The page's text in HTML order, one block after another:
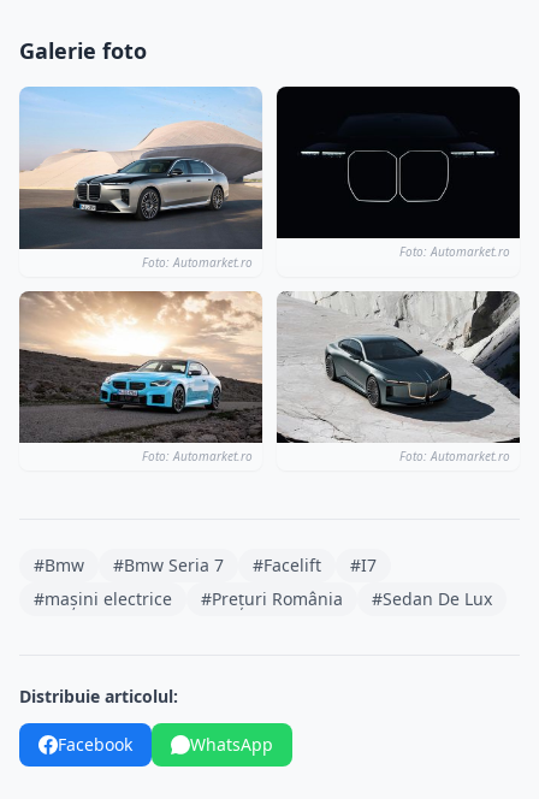
Galerie foto
Foto: Automarket.ro
Foto: Automarket.ro
Foto: Automarket.ro Foto: Automarket.ro
#Bmw #Bmw Seria 7 #Facelift
#I7
#mașini electrice
#Prețuri România #Sedan De Lux
Distribuie articolul:
Facebook WhatsApp